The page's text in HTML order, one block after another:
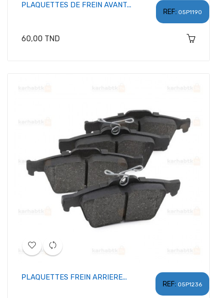
REF: 05P1190
PLAQUETTES DE FREIN AVANT...
Prix
60,00 TND
REF: 05P1236
PLAQUETTES FREIN ARRIERE...